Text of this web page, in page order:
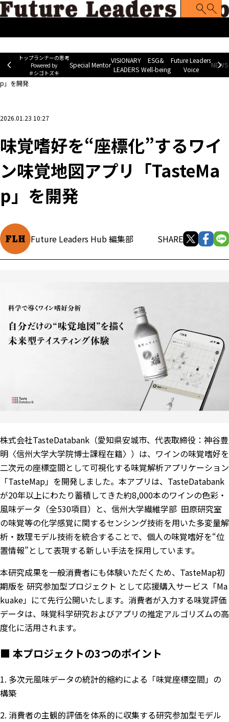
トップランナーの思考
Powered by
＃シゴトズキ
Special Mentor
VISIONARY
LEADERS
ESG&
Well-being
Future Leaders
Voice
企業ニュース
味覚嗜好を“座標化”するワイン味覚地図アプリ「TasteMa
p」を開発
2026.01.23 10:27
味覚嗜好を“座標化”するワイ
ン味覚地図アプリ「TasteMa
p」を開発
Future Leaders Hub 編集部 SHARE
株式会社TasteDatabank（愛知県安城市、代表取締役：神谷豊
明〈信州大学大学院博士課程在籍〉）は、ワインの味覚嗜好を
二次元の座標空間として可視化する味覚解析アプリケーション
「TasteMap」を開発しました。本アプリは、TasteDatabank
が20年以上にわたり蓄積してきた約8,000本のワインの色彩・
風味データ（全530項目）と、信州大学繊維学部 田原研究室
の味覚等の化学感覚に関するセンシング技術を用いた多変量解
析・数理モデル技術を統合することで、個人の味覚嗜好を“位
置情報”として表現する新しい手法を採用しています。
本研究成果を一般消費者にも体験いただくため、TasteMap初
期版を 研究参加型プロジェクト として応援購入サービス「Ma
kuake」にて先行公開いたします。消費者が入力する味覚評価
データは、味覚科学研究およびアプリの推定アルゴリズムの高
度化に活用されます。
■ 本プロジェクトの3つのポイント
1. 多次元風味データの統計的縮約による「味覚座標空間」の
構築
2. 消費者の主観的評価を体系的に収集する研究参加型モデル